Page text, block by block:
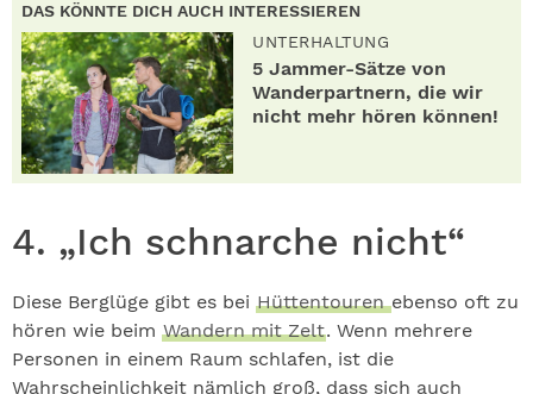
DAS KÖNNTE DICH AUCH INTERESSIEREN
UNTERHALTUNG
5 Jammer-Sätze von
Wanderpartnern, die wir
nicht mehr hören können!
4. „Ich schnarche nicht“
Diese Berglüge gibt es bei Hüttentourenebenso oft zu
hören wie beim Wandern mit Zelt. Wenn mehrere
Personen in einem Raum schlafen, ist die
Wahrscheinlichkeit nämlich groß, dass sich auch